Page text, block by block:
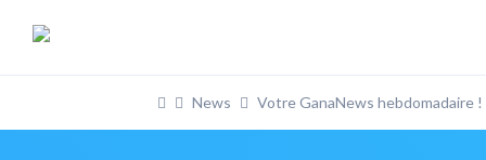
News Votre GanaNews hebdomadaire !